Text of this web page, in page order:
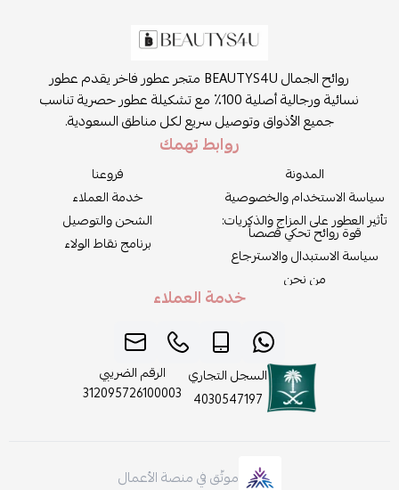
روائح الجمال BEAUTYS4U متجر عطور فاخر يقدم عطور
نسائية ورجالية أصلية 100٪ مع تشكيلة عطور حصرية تناسب
جميع الأذواق وتوصيل سريع لكل مناطق السعودية.
روابط تهمك
المدونة
سياسة الاستخدام والخصوصية
تأثير العطور على المزاج والذكريات:
قوة روائح تحكي قصصاً
سياسة الاستبدال والاسترجاع
من نحن
فروعنا
خدمة العملاء
الشحن والتوصيل
برنامج نقاط الولاء
خدمة العملاء
السجل التجاري
4030547197
الرقم الضريبي
312095726100003
موثّق في منصة الأعمال